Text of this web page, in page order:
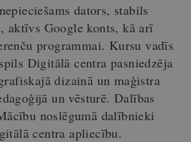
dators, stabils
aktīvs Google konts, kā arī
programmai. Kursu vadīs
Digitālā centra pasniedzēja
dizainā un maģistra
un vēsturē. Dalības
noslēgumā dalībnieki
centra apliecību.